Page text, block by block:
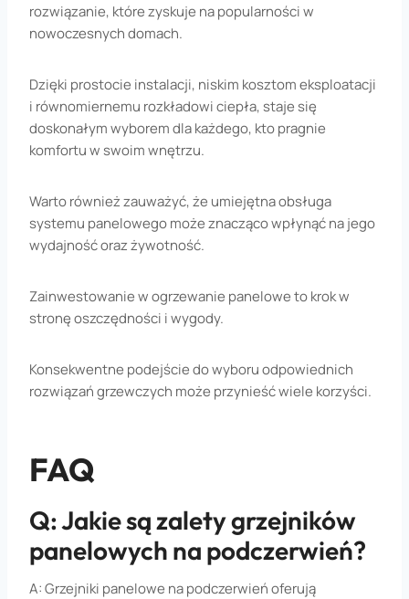
rozwiązanie, które zyskuje na popularności w
nowoczesnych domach.
Dzięki prostocie instalacji, niskim kosztom eksploatacji
i równomiernemu rozkładowi ciepła, staje się
doskonałym wyborem dla każdego, kto pragnie
komfortu w swoim wnętrzu.
Warto również zauważyć, że umiejętna obsługa
systemu panelowego może znacząco wpłynąć na jego
wydajność oraz żywotność.
Zainwestowanie w ogrzewanie panelowe to krok w
stronę oszczędności i wygody.
Konsekwentne podejście do wyboru odpowiednich
rozwiązań grzewczych może przynieść wiele korzyści.
FAQ
Q: Jakie są zalety grzejników
panelowych na podczerwień?
A: Grzejniki panelowe na podczerwień oferują